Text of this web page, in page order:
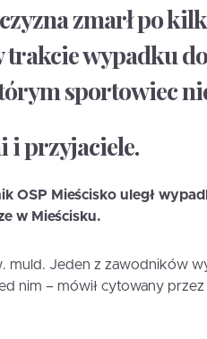
zmarł po
wypadku
sportowiec
i przyjaciele.
OSP Mieścisko uległ
w Mieścisku.
muld. Jeden z zawodników
nim – mówił cytowany przez